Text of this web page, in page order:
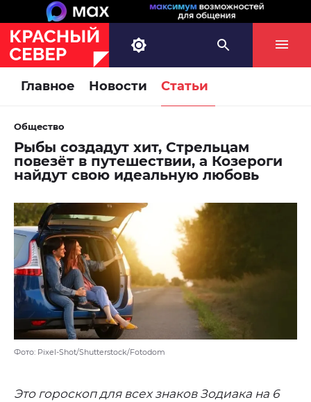
Главное Новости Статьи
Общество
Рыбы создадут хит, Стрельцам
повезёт в путешествии, а Козероги
найдут свою идеальную любовь
Фото: Pixel-Shot/Shutterstock/Fotodom
Это гороскоп для всех знаков Зодиака на 6